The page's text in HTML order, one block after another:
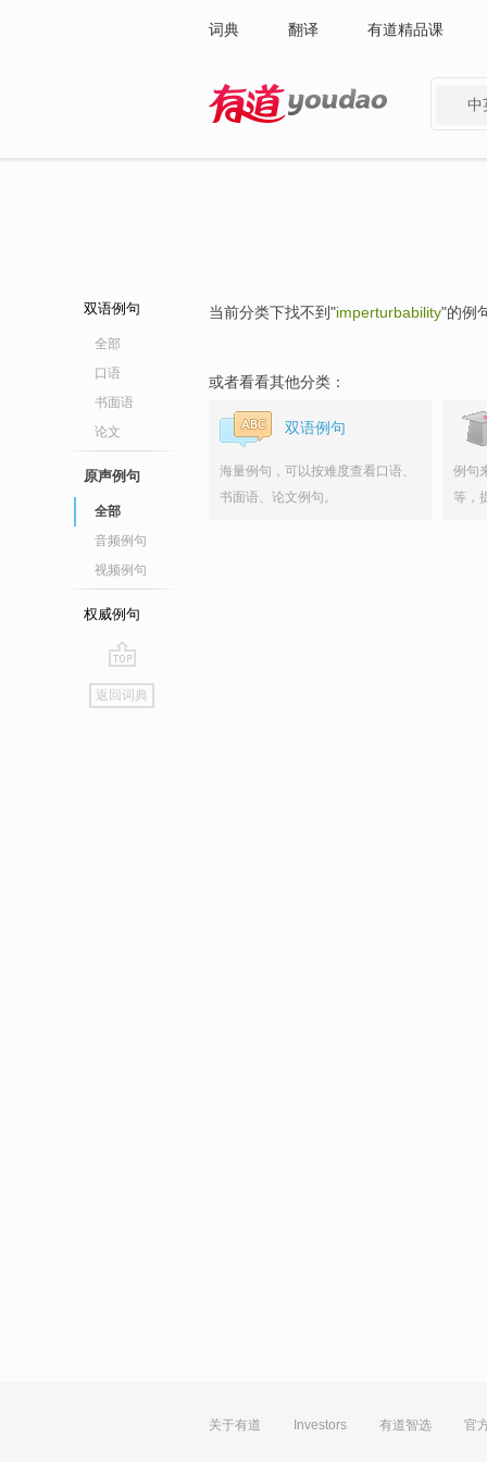
词典 翻译 有道精品课
中
双语例句
全部
口语
书面语
论文
原声例句
全部
音频例句
视频例句
权威例句
go
top
返回词典
当前分类下找不到"imperturbability"的例
或者看看其他分类：
双语例句
海量例句，可以按难度查看口语、
书面语、论文例句。
例句
等，
关于有道 Investors 有道智选 官